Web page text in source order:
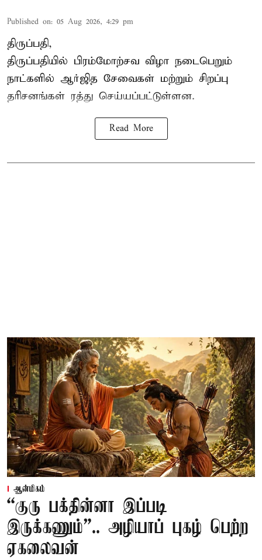
Published on: 05 Aug 2026, 4:29 pm
திருப்பதி,
திருப்பதியில் பிரம்மோற்சவ விழா நடைபெறும்
நாட்களில் ஆர்ஜித சேவைகள் மற்றும் சிறப்பு
தரிசனங்கள் ரத்து செய்யப்பட்டுள்ளன.
Read More
ஆன்மிகம்
“குரு பக்தின்னா இப்படி
இருக்கணும்”.. அழியாப் புகழ் பெற்ற
ஏகலைவன்